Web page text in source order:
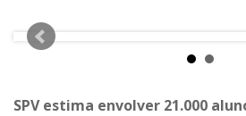
SPV estima envolver 21.000